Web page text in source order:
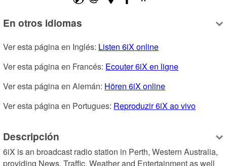
En otros idiomas
Ver esta página en Inglés: Listen 6iX online
Ver esta página en Francés: Ecouter 6iX en ligne
Ver esta página en Alemán: Hören 6iX online
Ver esta página en Portugues: Reproduzir 6iX ao vivo
Descripción
6iX is an broadcast radio station in Perth, Western Australia,
providing News, Traffic, Weather and Entertainment as well